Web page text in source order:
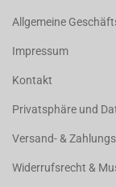
Allgemeine
Impressum
Kontakt
Privatsphäre und
Versand- &
Widerrufsrecht &